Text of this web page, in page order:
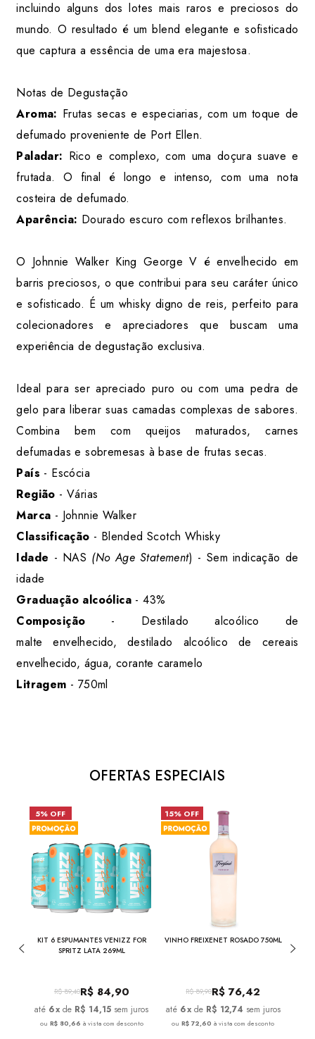
incluindo alguns dos lotes mais raros e preciosos do
mundo. O resultado é um blend elegante e sofisticado
que captura a essência de uma era majestosa.
Notas de Degustação
Aroma: Frutas secas e especiarias, com um toque de
defumado proveniente de Port Ellen.
Paladar: Rico e complexo, com uma doçura suave e
frutada. O final é longo e intenso, com uma nota
costeira de defumado.
Aparência: Dourado escuro com reflexos brilhantes.
O Johnnie Walker King George V é envelhecido em
barris preciosos, o que contribui para seu caráter único
e sofisticado. É um whisky digno de reis, perfeito para
colecionadores e apreciadores que buscam uma
experiência de degustação exclusiva.
Ideal para ser apreciado puro ou com uma pedra de
gelo para liberar suas camadas complexas de sabores.
Combina bem com queijos maturados, carnes
defumadas e sobremesas à base de frutas secas.
País - Escócia
Região - Várias
Marca - Johnnie Walker
Classificação - Blended Scotch Whisky
Idade - NAS (No Age Statement) - Sem indicação de
idade
Graduação alcoólica - 43%
Composição - Destilado alcoólico de
malte envelhecido, destilado alcoólico de cereais
envelhecido, água, corante caramelo
Litragem - 750ml
OFERTAS ESPECIAIS
5% OFF
KIT 6 ESPUMANTES VENIZZ FOR
SPRITZ LATA 269ML
R$ 89,40R$ 84,90
6x de R$ 14,15 sem juros
ou R$ 80,66 à vista com desconto
15% OFF
VINHO FREIXENET ROSADO 750ML
R$ 89,90R$ 76,42
6x de R$ 12,74 sem juros
ouR$ 72,60 à vista com desconto